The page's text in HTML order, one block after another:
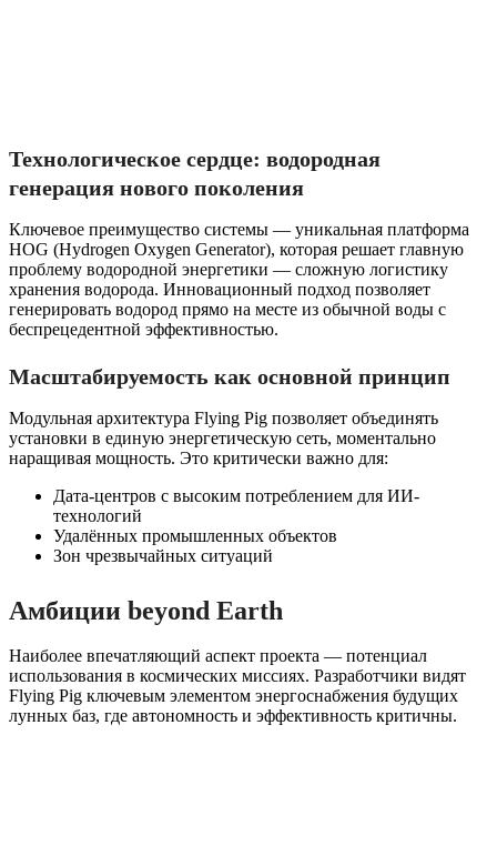
Технологическое сердце: водородная
генерация нового поколения
Ключевое преимущество системы — уникальная платформа
HOG (Hydrogen Oxygen Generator), которая решает главную
проблему водородной энергетики — сложную логистику
хранения водорода. Инновационный подход позволяет
генерировать водород прямо на месте из обычной воды с
беспрецедентной эффективностью.
Масштабируемость как основной принцип
Модульная архитектура Flying Pig позволяет объединять
установки в единую энергетическую сеть, моментально
наращивая мощность. Это критически важно для:
Дата-центров с высоким потреблением для ИИ-
технологий
Удалённых промышленных объектов
Зон чрезвычайных ситуаций
Амбиции beyond Earth
Наиболее впечатляющий аспект проекта — потенциал
использования в космических миссиях. Разработчики видят
Flying Pig ключевым элементом энергоснабжения будущих
лунных баз, где автономность и эффективность критичны.